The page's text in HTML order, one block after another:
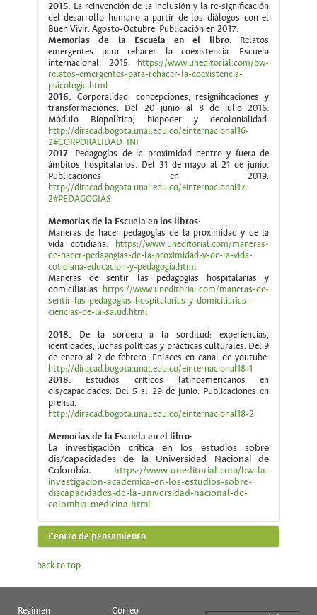
2015. La reinvención de la inclusión y la re-significación
del desarrollo humano a partir de los diálogos con el
Buen Vivir. Agosto-Octubre. Publicación en 2017.
Memorias de la Escuela en el libro:Relatos
emergentes para rehacer la coexistencia. Escuela
internacional, 2015. https://www.uneditorial.com/bw-
relatos-emergentes-para-rehacer-la-coexistencia-
psicologia.html
2016. Corporalidad: concepciones, resignificaciones y
transformaciones. Del 20 junio al 8 de julio 2016.
Módulo Biopolítica, biopoder y decolonialidad.
http://diracad.bogota.unal.edu.co/einternacional16-
2#CORPORALIDAD_INF
2017. Pedagogías de la proximidad dentro y fuera de
ámbitos hospitalarios. Del 31 de mayo al 21 de junio.
Publicaciones en 2019.
http://diracad.bogota.unal.edu.co/einternacional17-
2#PEDAGOGIAS
Memorias de la Escuela en los libros:
Maneras de hacer pedagogías de la proximidad y de la
vida cotidiana. https://www.uneditorial.com/maneras-
de-hacer-pedagogias-de-la-proximidad-y-de-la-vida-
cotidiana-educacion-y-pedagogia.html
Maneras de sentir las pedagogías hospitalarias y
domiciliarias. https://www.uneditorial.com/maneras-de-
sentir-las-pedagogias-hospitalarias-y-domiciliarias--
ciencias-de-la-salud.html
2018. De la sordera a la sorditud: experiencias,
identidades, luchas políticas y prácticas culturales. Del 9
de enero al 2 de febrero. Enlaces en canal de youtube.
http://diracad.bogota.unal.edu.co/einternacional18-1
2018. Estudios críticos latinoamericanos en
dis/capacidades. Del 5 al 29 de junio. Publicaciones en
prensa.
http://diracad.bogota.unal.edu.co/einternacional18-2
Memorias de la Escuela en el libro:
La investigación crítica en los estudios sobre
dis/capacidades de la Universidad Nacional de
Colombia. https://www.uneditorial.com/bw-la-
investigacion-academica-en-los-estudios-sobre-
discapacidades-de-la-universidad-nacional-de-
colombia-medicina.html
Centro de pensamiento
El Centro de pensamiento Dis/capacidades, corpo-
preparada por Dora Munévar, Nicolás Torres, Ana Yineth
(Maestría..., 2019), con base en los debates académicos y
back to top
Régimen
Correo